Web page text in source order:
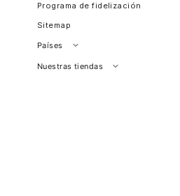
Programa de fidelización
Sitemap
Países
Perú
Nuestras tiendas